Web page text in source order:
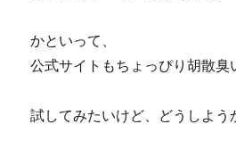
かといって、
公式サイトもちょっぴり胡散臭
試してみたいけど、どうしよう